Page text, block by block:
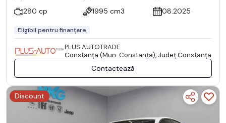
280 cp
1995 cm3 08.2025
Eligibil pentru finanțare
PLUS AUTOTRADE
Constanţa (Mun. Constanţa), Județ Constanţa
Contactează
Discount